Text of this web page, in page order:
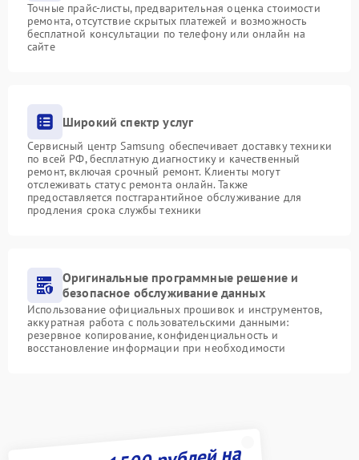
Точные прайс-листы, предварительная оценка стоимости
ремонта, отсутствие скрытых платежей и возможность
бесплатной консультации по телефону или онлайн на
сайте
Широкий спектр услуг
Сервисный центр Samsung обеспечивает доставку техники
по всей РФ, бесплатную диагностику и качественный
ремонт, включая срочный ремонт. Клиенты могут
отслеживать статус ремонта онлайн. Также
предоставляется постгарантийное обслуживание для
продления срока службы техники
Оригинальные программные решение и
безопасное обслуживание данных
Использование официальных прошивок и инструментов,
аккуратная работа с пользовательскими данными:
резервное копирование, конфиденциальность и
восстановление информации при необходимости